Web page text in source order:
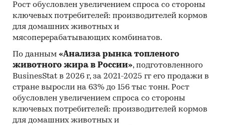
Рост обусловлен увеличением спроса со стороны
ключевых потребителей: производителей кормов
для домашних животных и
мясоперерабатывающих комбинатов.
По данным «Анализа рынка топленого
животного жира в России», подготовленного
BusinesStat в 2026 г, за 2021-2025 гг его продажи в
стране выросли на 63% до 156 тыс тонн. Рост
обусловлен увеличением спроса со стороны
ключевых потребителей: производителей кормов
для домашних животных и